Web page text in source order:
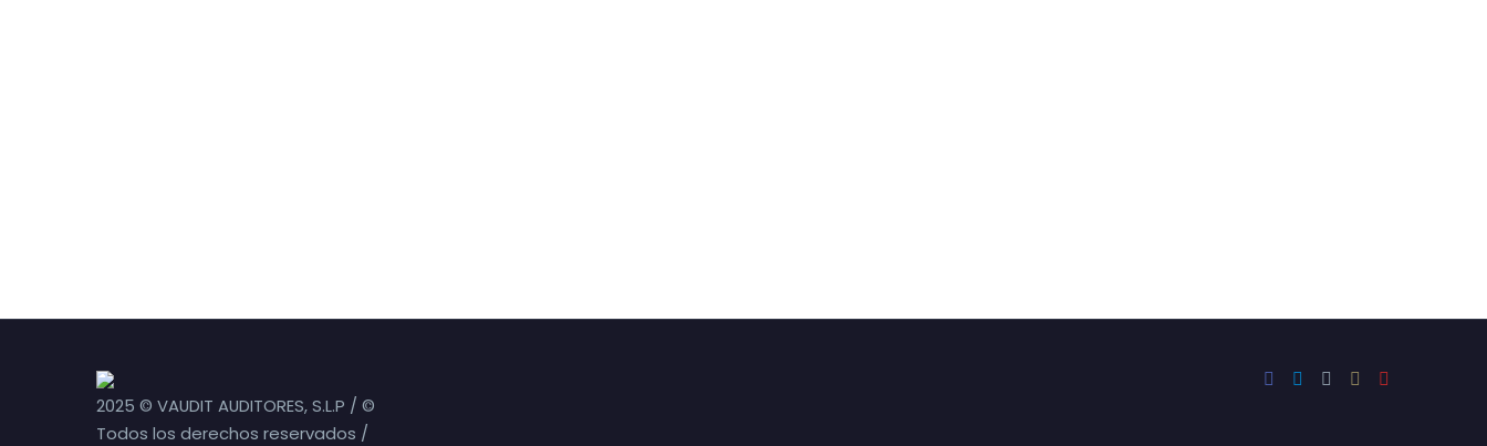
2025 © VAUDIT AUDITORES, S.L.P / ©
Todos los derechos reservados /